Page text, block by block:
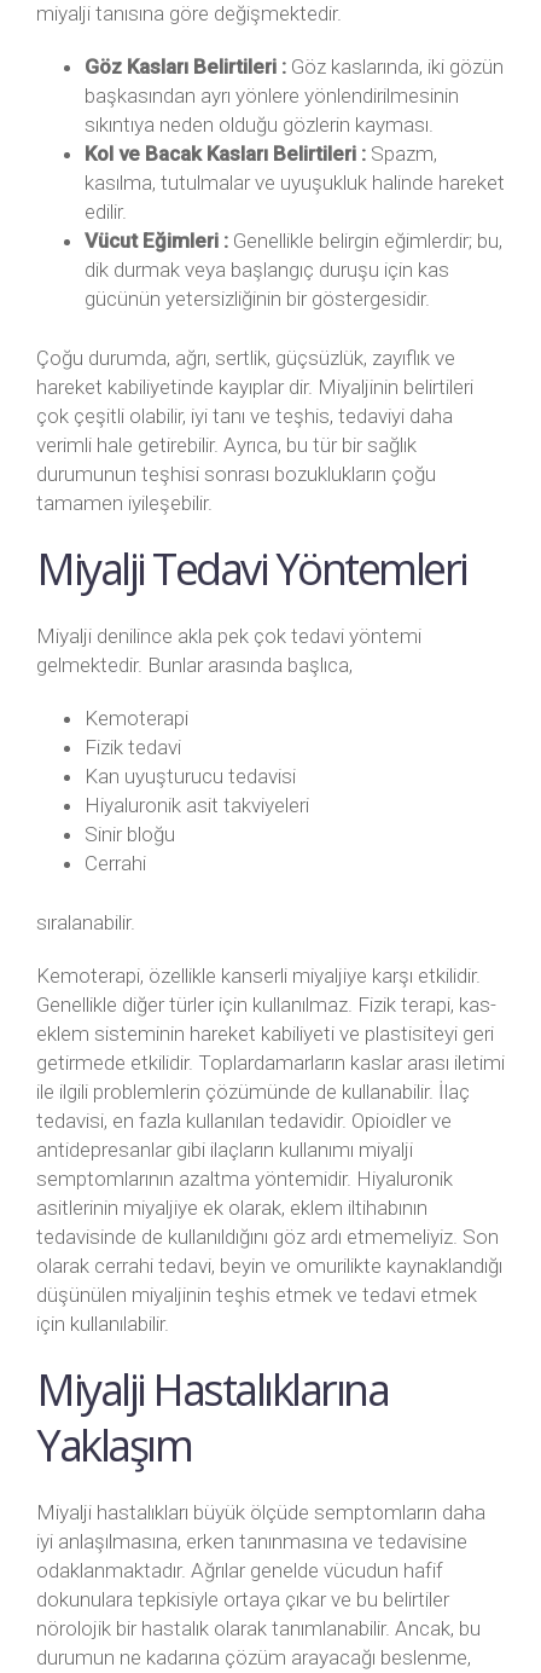
miyalji tanısına göre değişmektedir.
Göz Kasları Belirtileri : Göz kaslarında, iki gözün
başkasından ayrı yönlere yönlendirilmesinin
sıkıntıya neden olduğu gözlerin kayması.
Kol ve Bacak Kasları Belirtileri : Spazm,
kasılma, tutulmalar ve uyuşukluk halinde hareket
edilir.
Vücut Eğimleri : Genellikle belirgin eğimlerdir; bu,
dik durmak veya başlangıç ​​duruşu için kas
gücünün yetersizliğinin bir göstergesidir.
Çoğu durumda, ağrı, sertlik, güçsüzlük, zayıflık ve
hareket kabiliyetinde kayıplar dir. Miyaljinin belirtileri
çok çeşitli olabilir, iyi tanı ve teşhis, tedaviyi daha
verimli hale getirebilir. Ayrıca, bu tür bir sağlık
durumunun teşhisi sonrası bozuklukların çoğu
tamamen iyileşebilir.
Miyalji Tedavi Yöntemleri
Miyalji denilince akla pek çok tedavi yöntemi
gelmektedir. Bunlar arasında başlıca,
Kemoterapi
Fizik tedavi
Kan uyuşturucu tedavisi
Hiyaluronik asit takviyeleri
Sinir bloğu
Cerrahi
sıralanabilir.
Kemoterapi, özellikle kanserli miyaljiye karşı etkilidir.
Genellikle diğer türler için kullanılmaz. Fizik terapi, kas-
eklem sisteminin hareket kabiliyeti ve plastisiteyi geri
getirmede etkilidir. Toplardamarların kaslar arası iletimi
ile ilgili problemlerin çözümünde de kullanabilir. İlaç
tedavisi, en fazla kullanılan tedavidir. Opioidler ve
antidepresanlar gibi ilaçların kullanımı miyalji
semptomlarının azaltma yöntemidir. Hiyaluronik
asitlerinin miyaljiye ek olarak, eklem iltihabının
tedavisinde de kullanıldığını göz ardı etmemeliyiz. Son
olarak cerrahi tedavi, beyin ve omurilikte kaynaklandığı
düşünülen miyaljinin teşhis etmek ve tedavi etmek
için kullanılabilir.
Miyalji Hastalıklarına
Yaklaşım
Miyalji hastalıkları büyük ölçüde semptomların daha
iyi anlaşılmasına, erken tanınmasına ve tedavisine
odaklanmaktadır. Ağrılar genelde vücudun hafif
dokunulara tepkisiyle ortaya çıkar ve bu belirtiler
nörolojik bir hastalık olarak tanımlanabilir. Ancak, bu
durumun ne kadarına çözüm arayacağı beslenme,